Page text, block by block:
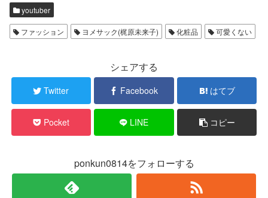
w
i
t
e
新
し
い
ィ
ド
ウ
で
)
有
す
ッ
ク
し
く
さ
い
(
ィ
ド
ウ
youtuber
ファッション ヨメサック(梶原未来子) 化粧品 可愛くない
シェアする
Twitter Facebook はてブ
Pocket LINE コピー
ponkun0814をフォローする